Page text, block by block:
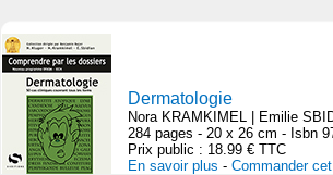
Dermatologie
Nora KRAMKIMEL | Emilie
284 pages - 20 x 26 cm - Isbn
Prix public : 18.99 € TTC
En savoir plus - Commander